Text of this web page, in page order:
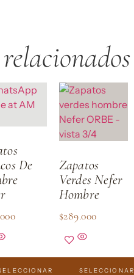
De
Zapatos
Verdes Nefer
Hombre
$289.000
SELECCIONAR